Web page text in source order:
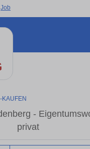
Job
KAUFEN
-
privat